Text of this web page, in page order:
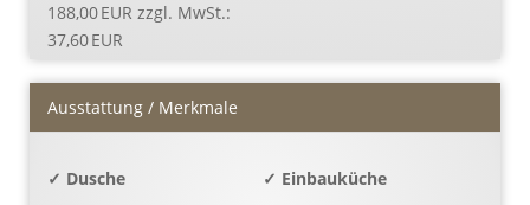
188,00 EUR zzgl. MwSt.:
37,60 EUR
Ausstattung / Merkmale
✓ Dusche
✓ Einbauküche